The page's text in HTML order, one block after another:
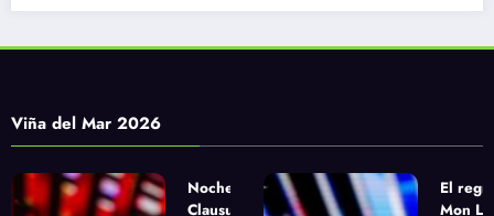
Viña del Mar 2026
Noche de
Clausura
El
Mon